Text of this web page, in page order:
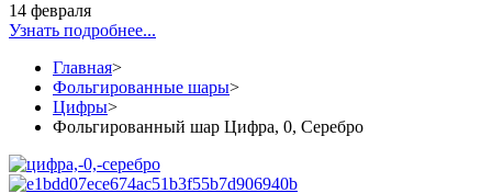
14 февраля
Узнать подробнее...
Главная>
Фольгированные шары>
Цифры>
Фольгированный шар Цифра, 0, Серебро